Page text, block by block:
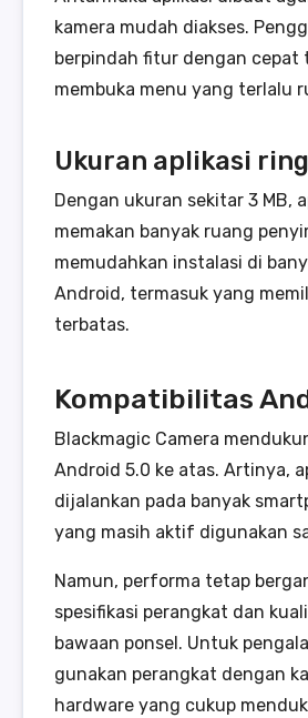
kamera mudah diakses.
berpindah fitur dengan cepat
membuka menu yang terlalu
Ukuran aplikasi
Dengan ukuran sekitar 3 MB,
memakan banyak ruang
memudahkan instalasi di
Android, termasuk yang
terbatas.
Kompatibilitas
Blackmagic Camera
Android 5.0 ke atas. Artinya,
dijalankan pada banyak
yang masih aktif digunakan
Namun, performa tetap
spesifikasi perangkat dan
bawaan ponsel. Untuk
gunakan perangkat dengan
hardware yang cukup